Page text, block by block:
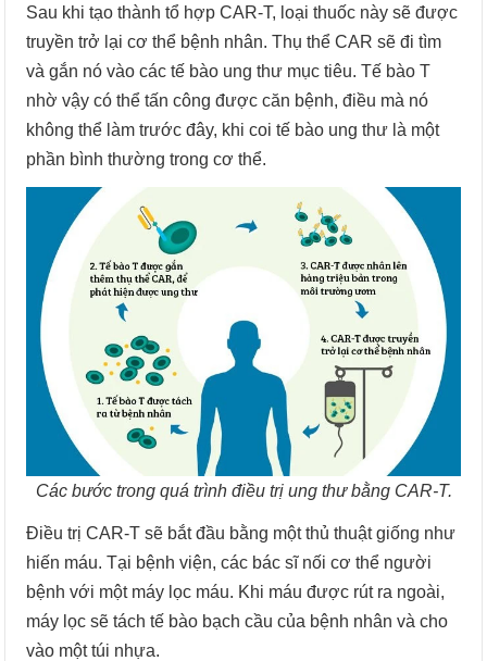
Sau khi tạo thành tổ hợp CAR-T, loại thuốc này sẽ được
truyền trở lại cơ thể bệnh nhân. Thụ thể CAR sẽ đi tìm
và gắn nó vào các tế bào ung thư mục tiêu. Tế bào T
nhờ vậy có thể tấn công được căn bệnh, điều mà nó
không thể làm trước đây, khi coi tế bào ung thư là một
phần bình thường trong cơ thể.
Các bước trong quá trình điều trị ung thư bằng CAR-T.
Điều trị CAR-T sẽ bắt đầu bằng một thủ thuật giống như
hiến máu. Tại bệnh viện, các bác sĩ nối cơ thể người
bệnh với một máy lọc máu. Khi máu được rút ra ngoài,
máy lọc sẽ tách tế bào bạch cầu của bệnh nhân và cho
vào một túi nhựa.